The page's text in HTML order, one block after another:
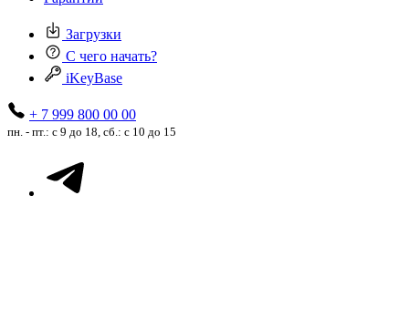
Загрузки
С чего начать?
iKeyBase
+ 7 999 800 00 00
пн. - пт.: с 9 до 18, сб.: с 10 до 15